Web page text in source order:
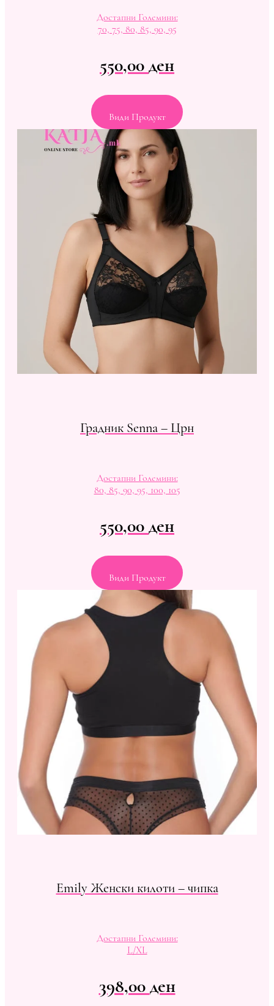
Достапни Големини:
70, 75, 80, 85, 90, 95
550,00ден
Види Продукт
Градник Senna – Црн
Достапни Големини:
80, 85, 90, 95, 100, 105
550,00ден
Види Продукт
Emily Женски килоти – чипка
Достапни Големини:
L/XL
398,00ден